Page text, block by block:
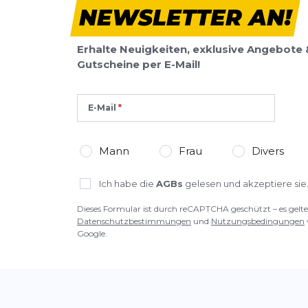
NEWSLETTER AN!
Erhalte Neuigkeiten, exklusive Angebote
Gutscheine per E-Mail!
E-Mail
Mann Frau Divers
Ich habe die AGBs gelesen und akzeptiere sie.
Dieses Formular ist durch reCAPTCHA geschützt – es
Datenschutzbestimmungen und Nutzungsbedingungen
Google.